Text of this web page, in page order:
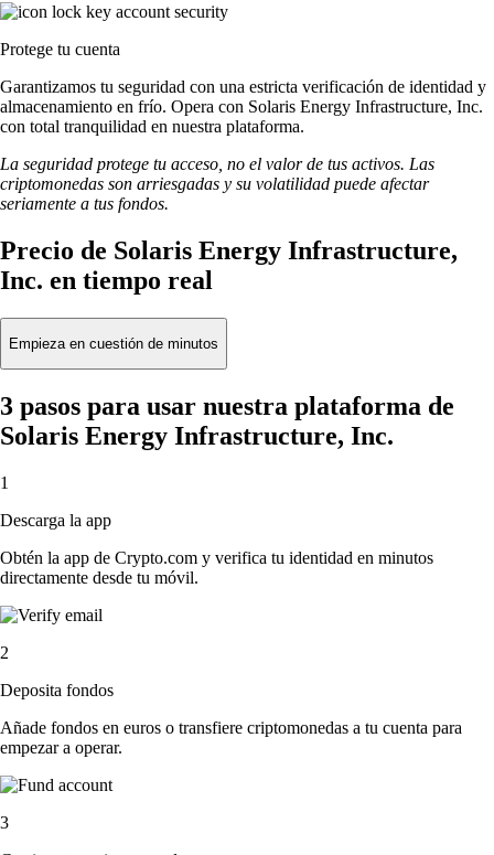
Protege tu cuenta
Garantizamos tu seguridad con una estricta verificación de identidad y
almacenamiento en frío. Opera con Solaris Energy Infrastructure, Inc.
con total tranquilidad en nuestra plataforma.
La seguridad protege tu acceso, no el valor de tus activos. Las
criptomonedas son arriesgadas y su volatilidad puede afectar
seriamente a tus fondos.
Precio de Solaris Energy Infrastructure,
Inc. en tiempo real
Empieza en cuestión de minutos
3 pasos para usar nuestra plataforma de
Solaris Energy Infrastructure, Inc.
1
Descarga la app
Obtén la app de Crypto.com y verifica tu identidad en minutos
directamente desde tu móvil.
2
Deposita fondos
Añade fondos en euros o transfiere criptomonedas a tu cuenta para
empezar a operar.
3